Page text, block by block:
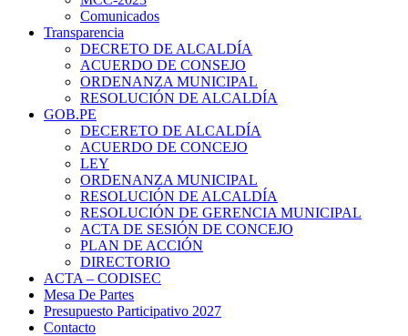
Comunicados
Transparencia
DECRETO DE ALCALDÍA
ACUERDO DE CONSEJO
ORDENANZA MUNICIPAL
RESOLUCIÓN DE ALCALDÍA
GOB.PE
DECERETO DE ALCALDÍA
ACUERDO DE CONCEJO
LEY
ORDENANZA MUNICIPAL
RESOLUCIÓN DE ALCALDÍA
RESOLUCIÓN DE GERENCIA MUNICIPAL
ACTA DE SESIÓN DE CONCEJO
PLAN DE ACCIÓN
DIRECTORIO
ACTA – CODISEC
Mesa De Partes
Presupuesto Participativo 2027
Contacto